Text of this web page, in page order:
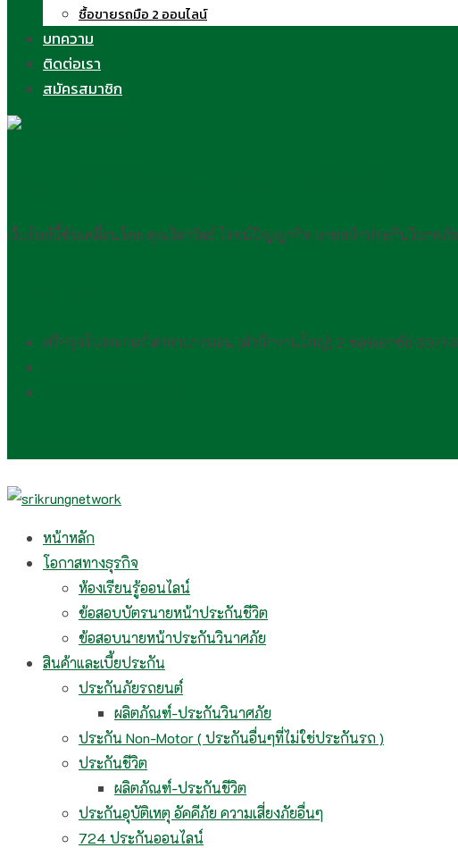
ซื้อขายรถมือ 2 ออนไลน์
บทความ
ติดต่อเรา
สมัครสมาชิก
เว็บไซต์นี้ขับเคลื่อนโดย คุณวิลาวัลย์ โรจน์ปัญญากิจ นายหน้าประกันวินาศภั
ศรีกรุงโบรคเกอร์ สาขาบางบอน (สำนักงานใหญ่) 2 ซอยเอกชัย 83/1
หน้าหลัก
โอกาสทางธุรกิจ
ห้องเรียนรู้ออนไลน์
ข้อสอบบัตรนายหน้าประกันชีวิต
ข้อสอบนายหน้าประกันวินาศภัย
สินค้าและเบี้ยประกัน
ประกันภัยรถยนต์
ผลิตภัณฑ์-ประกันวินาศภัย
ประกัน Non-Motor ( ประกันอื่นๆที่ไม่ใช่ประกันรถ )
ประกันชีวิต
ผลิตภัณฑ์-ประกันชีวิต
ประกันอุบัติเหตุ อัคคีภัย ความเสี่ยงภัยอื่นๆ
724 ประกันออนไลน์